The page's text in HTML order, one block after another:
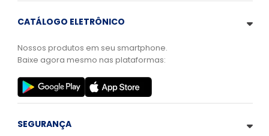
CATÁLOGO ELETRÔNICO
Nossos produtos em seu smartphone.
Baixe agora mesmo nas plataformas:
SEGURANÇA